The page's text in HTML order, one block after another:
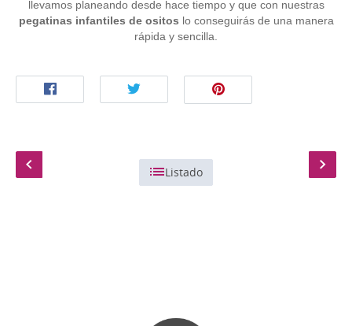
llevamos planeando desde hace tiempo y que con nuestras
pegatinas infantiles de ositos lo conseguirás de una manera
rápida y sencilla.
Listado